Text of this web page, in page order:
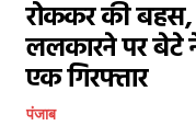
रोककर की
ललकारने पर बेटे
एक गिरफ्तार
पंजाब